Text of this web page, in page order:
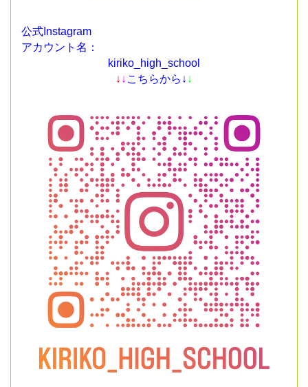
公式Instagram
アカウント名：
kiriko_high_school
↓ ↓ こちらから↓ ↓